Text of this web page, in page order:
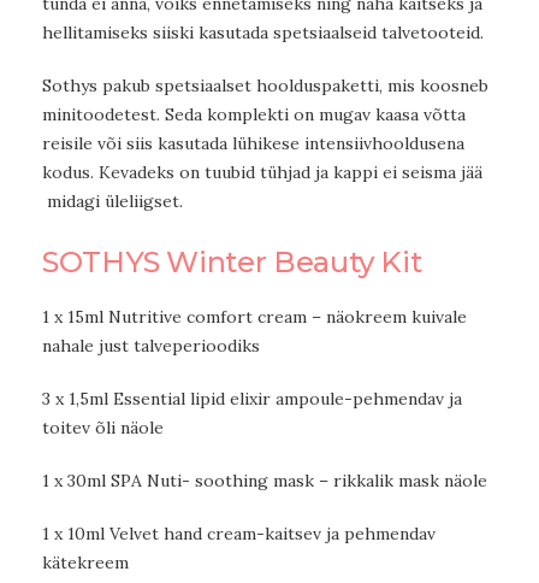
hellitamiseks siiski kasutada spetsiaalseid talvetooteid.
Sothys pakub spetsiaalset hoolduspaketti, mis koosneb
minitoodetest. Seda komplekti on mugav kaasa võtta
reisile või siis kasutada lühikese intensiivhooldusena
kodus. Kevadeks on tuubid tühjad ja kappi ei seisma jää
midagi üleliigset.
SOTHYS Winter Beauty Kit
1 x 15ml Nutritive comfort cream – näokreem kuivale
nahale just talveperioodiks
3 x 1,5ml Essential lipid elixir ampoule-pehmendav ja
toitev õli näole
1 x 30ml SPA Nuti- soothing mask – rikkalik mask näole
1 x 10ml Velvet hand cream-kaitsev ja pehmendav
kätekreem